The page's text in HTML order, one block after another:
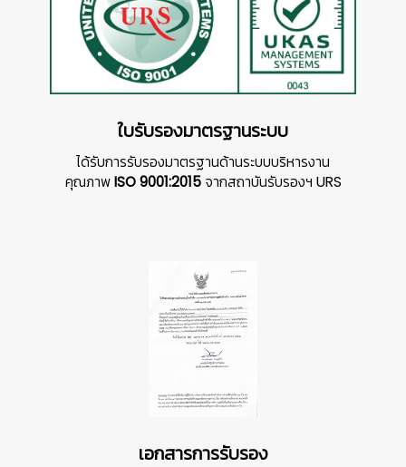
ใบรับรองมาตรฐานระบบ
ได้รับการรับรองมาตรฐานด้านระบบบริหารงาน
คุณภาพISO 9001:2015 จากสถาบันรับรองฯ URS
เอกสารการรับรอง